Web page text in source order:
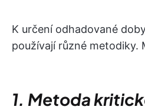
K určení odhadované
používají různé metodiky.
1. Metoda